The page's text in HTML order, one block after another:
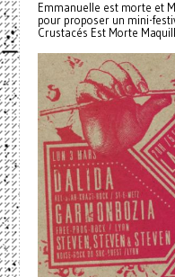
Emmanuelle est morte et
pour proposer un mini-
Crustacés Est Morte